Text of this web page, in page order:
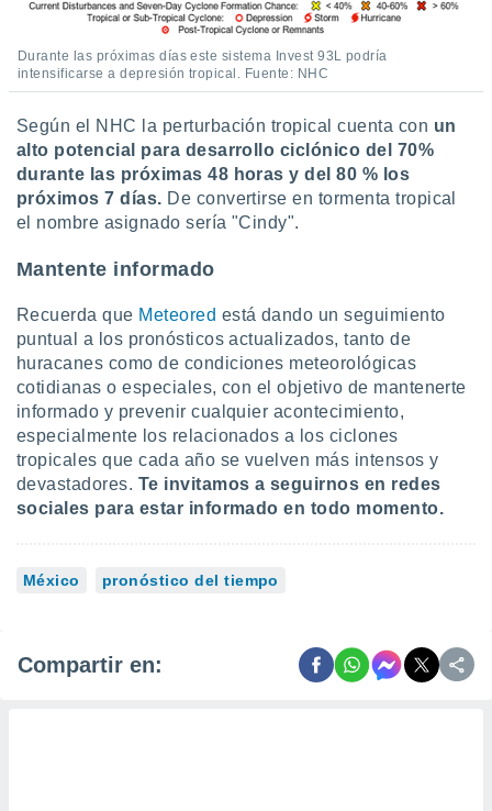
Durante las próximas días este sistema Invest 93L podría
intensificarse a depresión tropical. Fuente: NHC
Según el NHC la perturbación tropical cuenta con un
alto potencial para desarrollo ciclónico del 70%
durante las próximas 48 horas y del 80 % los
próximos 7 días. De convertirse en tormenta tropical
el nombre asignado sería "Cindy".
Mantente informado
Recuerda que Meteored está dando un seguimiento
puntual a los pronósticos actualizados, tanto de
huracanes como de condiciones meteorológicas
cotidianas o especiales, con el objetivo de mantenerte
informado y prevenir cualquier acontecimiento,
especialmente los relacionados a los ciclones
tropicales que cada año se vuelven más intensos y
devastadores. Te invitamos a seguirnos en redes
sociales para estar informado en todo momento.
México pronóstico del tiempo
Compartir en: